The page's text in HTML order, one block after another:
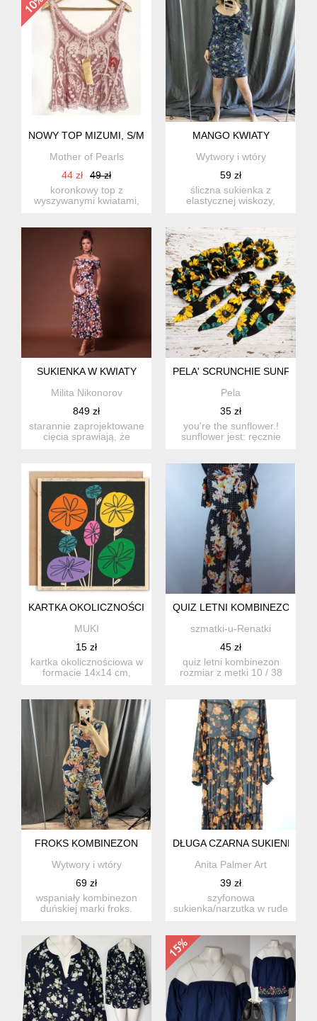
NOWY TOP MIZUMI, S/M
Mother of Pearls
44 zł
49 zł
koronkowy top z
wyszywanymi kwiatami,
MANGO KWIATY
Wytwory i wtóry
59 zł
śliczna sukienka z
elastycznej wiskozy,
SUKIENKA W KWIATY
Milita Nikonorov
849 zł
starannie zaprojektowane
cięcia sprawiają, że
PELA' SCRUNCHIE
Pela
35 zł
you're the sunflower.!
sunflower jest: ręcznie
KARTKA OKOLICZNOŚCIOWA CRAZY FLOWERS + KOPERTA
MUKI
15 zł
kartka okolicznościowa w
formacie 14x14 cm,
QUIZ LETNI KOMBINEZON W
szmatki-u-Renatki
45 zł
quiz letni kombinezon
rozmiar z metki 10 / 38
FROKS KOMBINEZON
Wytwory i wtóry
69 zł
wspaniały kombinezon
duńskiej marki froks.
DŁUGA CZARNA SUKIENKA
Anita Palmer Art
39 zł
szyfonowa
sukienka/narzutka w rude